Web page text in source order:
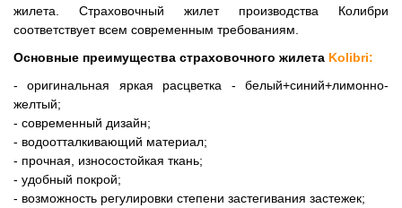
жилета. Страховочный жилет производства Колибри
соответствует всем современным требованиям.
Основные преимущества страховочного жилета Kolibri:
- оригинальная яркая расцветка - белый+синий+лимонно-
желтый;
- современный дизайн;
- водоотталкивающий материал;
- прочная, износостойкая ткань;
- удобный покрой;
- возможность регулировки степени застегивания застежек;